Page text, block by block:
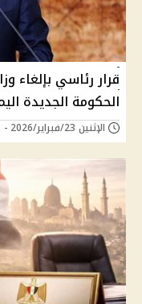
قرار رئاسي بإلغاء
الحكومة الجديدة
الإثنين 23/فبراير/2026 - 07:00 ص